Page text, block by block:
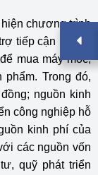
chương trình
tiếp cận nguồn
mua máy móc,
Trong đó,
nguồn kinh
công nghiệp hỗ
kinh phí của
các nguồn vốn
quỹ phát triển